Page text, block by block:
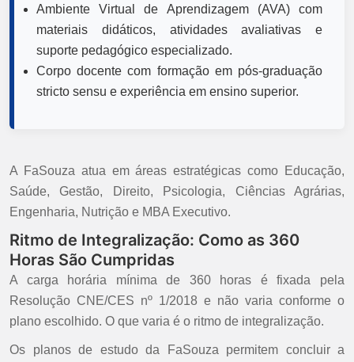
Ambiente Virtual de Aprendizagem (AVA) com
materiais didáticos, atividades avaliativas e
suporte pedagógico especializado.
Corpo docente com formação em pós-graduação
stricto sensu e experiência em ensino superior.
A FaSouza atua em áreas estratégicas como Educação,
Saúde, Gestão, Direito, Psicologia, Ciências Agrárias,
Engenharia, Nutrição e MBA Executivo.
Ritmo de Integralização: Como as 360
Horas São Cumpridas
A carga horária mínima de 360 horas é fixada pela
Resolução CNE/CES nº 1/2018 e não varia conforme o
plano escolhido. O que varia é o ritmo de integralização.
Os planos de estudo da FaSouza permitem concluir a